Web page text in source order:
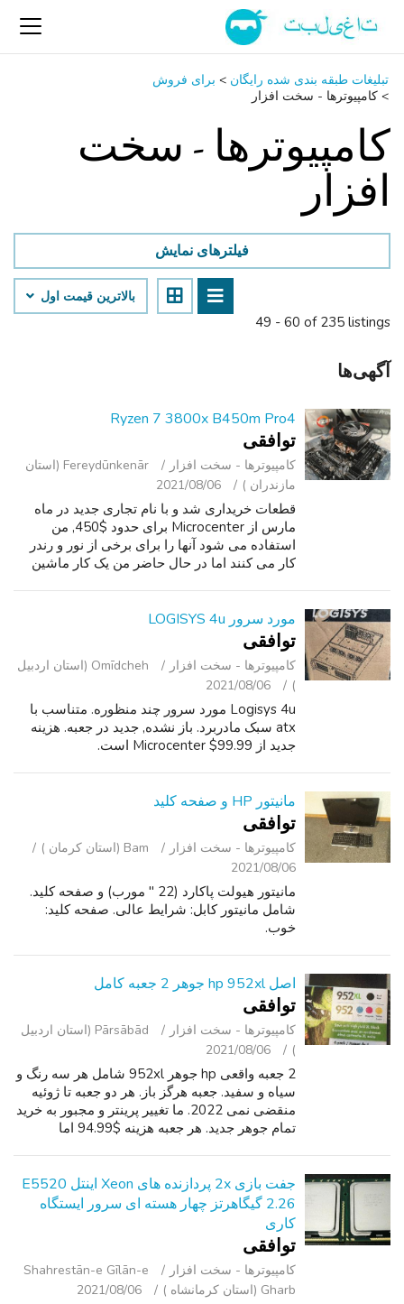
تبلیغات طبقه بندی شده رایگان > برای فروش
> کامپیوترها - سخت ‌افزار
کامپیوترها - سخت
‌افزار
49 - 60 of 235 listings
فیلترهای نمایش
بالاترین قیمت اول
آگهی‌ها
Ryzen 7 3800x B450m Pro4
توافقی
کامپیوترها - سخت ‌افزار
Fereydūnkenār (استان
مازندران )
2021/08/06
قطعات خریداری شد و با نام تجاری جدید در ماه
مارس از Microcenter برای حدود $450, من
استفاده می شود آنها را برای برخی از نور و رندر
کار می کنند اما در حال حاضر من یک کار ماشین
مورد سرور LOGISYS 4u
توافقی
کامپیوترها - سخت ‌افزار
Omīdcheh (استان اردبیل
)
2021/08/06
Logisys 4u مورد سرور چند منظوره. متناسب با
atx سبک مادربرد. باز نشده, جدید در جعبه. هزینه
جدید از Microcenter $99.99 است.
مانیتور HP و صفحه کلید
توافقی
کامپیوترها - سخت ‌افزار
Bam (استان کرمان )
2021/08/06
مانیتور هیولت پاکارد (22 " مورب) و صفحه کلید.
شامل مانیتور کابل: شرایط عالی. صفحه کلید:
خوب.
اصل hp 952xl جوهر 2 جعبه کامل
توافقی
کامپیوترها - سخت ‌افزار
Pārsābād (استان اردبیل
)
2021/08/06
2 جعبه واقعی hp جوهر 952xl شامل هر سه رنگ و
سیاه و سفید. جعبه هرگز باز. هر دو جعبه تا ژوئیه
منقضی نمی 2022. ما تغییر پرینتر و مجبور به خرید
تمام جوهر جدید. هر جعبه هزینه $94.99 اما
جفت بازی 2x پردازنده های Xeon اینتل E5520
2.26 گیگاهرتز چهار هسته ای سرور ایستگاه
کاری
توافقی
کامپیوترها - سخت ‌افزار
Shahrestān-e Gīlān-e
Gharb (استان کرمانشاه )
2021/08/06